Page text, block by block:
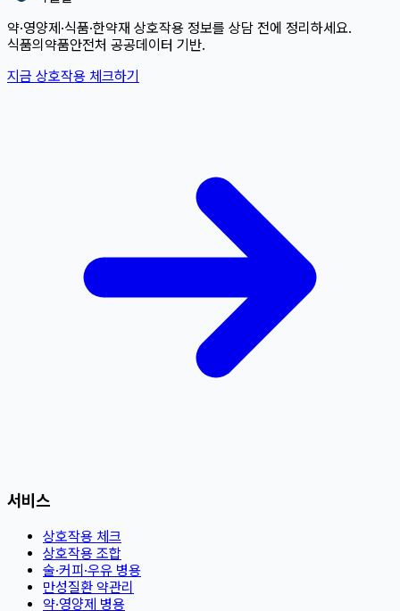
약·영양제·식품·한약재 상호작용 정보를 상담 전에 정리하세요.
식품의약품안전처 공공데이터 기반.
지금 상호작용 체크하기
서비스
상호작용 체크
상호작용 조합
술·커피·우유 병용
만성질환 약관리
약·영양제 병용